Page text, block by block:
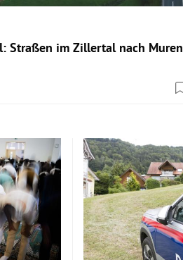
Straßen im Zillertal nach Muren